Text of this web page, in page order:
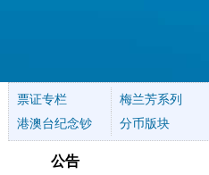
票证专栏 梅兰芳系列
港澳台纪念钞
分币版块
公告